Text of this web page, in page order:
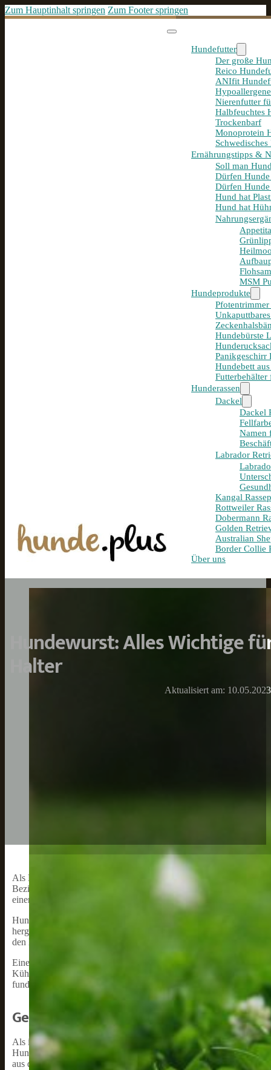
Zum Hauptinhalt springen Zum Footer springen
Hundefutter
Der große
Reico
ANIfit
Nierenfutter
Halbfeuchtes
Trockenbarf
Monoprotein
Ernährungstipps &
Soll man
Dürfen
Dürfen Hunde
Hund hat
Hund hat
MSM
Hundeprodukte
Hundebürste
Panikgeschirr
Hundebett
Hunderassen
Dackel
Dackel
Namen
Labrador
Kangal
Rottweiler
Dobermann
Golden
Australian
Border Collie
Über uns
Hundewurst: Alles Wichtige
Halter
Aktualisiert am: 10.05.2023
Als Hundefreund stieß ich kürzlich auf eine interessante
Beziehung zwischen Hundewurst und unseren geliebten
einen Überblick über das Produkt und welche Rolle es in der
Hundewurst bezieht sich auf eine spezielle Wurst, die für Hunde
hergestellt, die für Hunde gut verdaulich und nährstoffreich sind.
den Ernährungsbedarf der Hunde abgestimmt ist.
Einer der Hauptvorteile der Hundewurst ist die bequeme
Kühlschrank oder auch auf Raumtemperatur serviert werden.
fundierte Entscheidungen über die Ernährung unserer Hunde zu
Geschichte Der Hundewurst
Als ich zum ersten Mal von Hundewurst hörte, war ich neugierig
Hunde oft als Arbeitstiere oder zum Schutz eingesetzt, aber ihr
aus der Notwendigkeit entstand, eine schmackhafte Belohnung für